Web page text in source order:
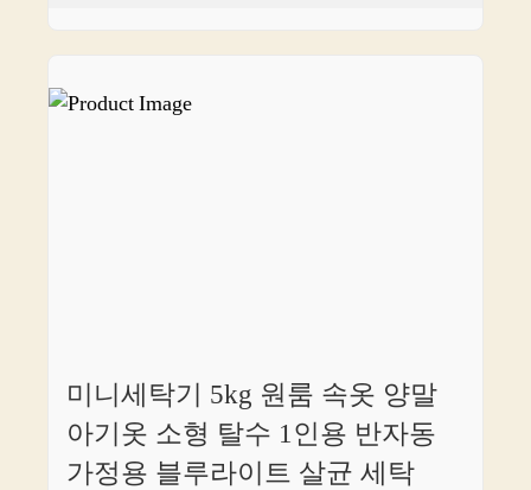
미니세탁기 5kg 원룸 속옷 양말
아기옷 소형 탈수 1인용 반자동
가정용 블루라이트 살균 세탁